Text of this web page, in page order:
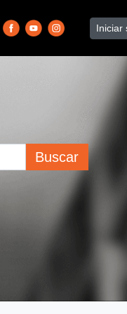
Iniciar
Buscar